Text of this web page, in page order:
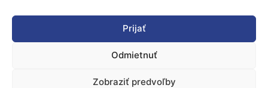
Prijať
Odmietnuť
Zobraziť predvoľby